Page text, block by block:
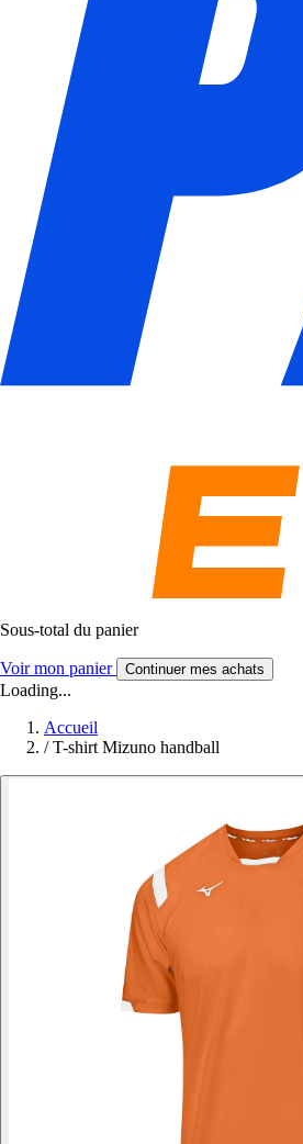
Sous-total du panier
Voir mon panier Continuer mes achats
Loading...
Accueil
/ T-shirt Mizuno handball